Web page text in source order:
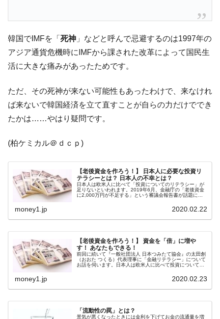
『Money1』
在韓米国大使スティールが着韓！⇒ さっそ
く空港に詰めかけ「出て行け！」「極右勢力」のプラカー
ドを掲げる「在韓反米勢力」
『Money1』
ータセンター整備」⇒ だから無理だってば。
『Money1』
JPモルガン「韓国レバレッジETFの清算は
ほぼ終わった」
『Money1』
韓国『国民年金公団』株価暴落で200兆蒸
発。
『Money1』
韓国政府「ニセＫ-ブランドを通報しようキ
『Money1』
韓国「橋が落ちました」⇒ 耐久性「なさす
ぎ」では。
『Money1』
韓国鉄鋼最大手『POSCO』ズブズブ沈む。
営業利益80.2％も減少
日本の誇る海洋資源調査船『白嶺』は先進技術の
塊！
Fact1
夏の甲子園、優勝校を最も多く輩出している都道
府県とは？
Fact1 今話題の「楽天ライオンズ」とは？
全て勝つといくら？ 競馬GI競走で勝利騎手がもら
韓国でIMFを「 死神 」などと呼んで忌避するのは1997年の
アジア通貨危機時にIMFから課された改革によって国民生
活に大きな痛みがあったためです。
ただ、その死神が来ない可能性もあったわけで、来なけれ
ば来ないで韓国経済を立て直すことが自らの力だけででき
たかは……やはり疑問です。
(柏ケミカル＠ｄｃｐ)
【老後資金を作ろう！】 日本人に必要な投資リ
テラシーとは？ 日本人の不幸とは？
日本人は欧米人に比べて「投資についてのリテラシー」が
足りないといわれます。2019年6月、金融庁の「老後資金
に2,000万円が不足する」という審議会報告書が話題にな
money1.jp 2020.02.22
【老後資金を作ろう！】 資金を「倍」に増や
す！ あなたもできる！
前回に続いて『一般社団法人 日本つみたて協会』の太田創
（おおた つくる）代表理事に「金融リテラシー」について
お話を伺います。日本人は欧米人に比べて投資についての
money1.jp 2020.02.23
「流動性の罠」とは？
景気が悪くなったときには金利を下げてお金の流通量を増